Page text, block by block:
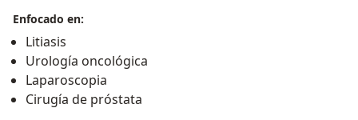
Te puedo acompañar y ayudar a combatir esta
enfermedad, mi objetivo es brindarte la mejor
solución con un trato amigable y humano.
Juntos podemos vencerlo.
Enfocado en:
Litiasis
Urología oncológica
Laparoscopia
Cirugía de próstata